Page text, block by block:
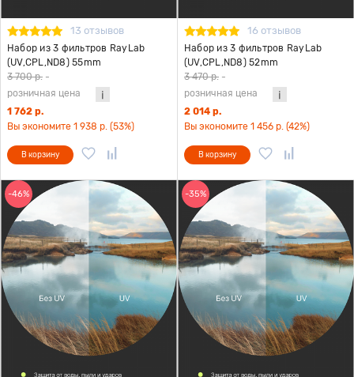
13 отзывов
Набор из 3 фильтров RayLab
(UV,CPL,ND8) 55mm
3 700 р. -
розничная цена
1 762 р.
Вы экономите 1 938 р. (53%)
В корзину
16 отзывов
Набор из 3 фильтров RayLab
(UV,CPL,ND8) 52mm
3 470 р. -
розничная цена
2 014 р.
Вы экономите 1 456 р. (42%)
В корзину
-46% -35%